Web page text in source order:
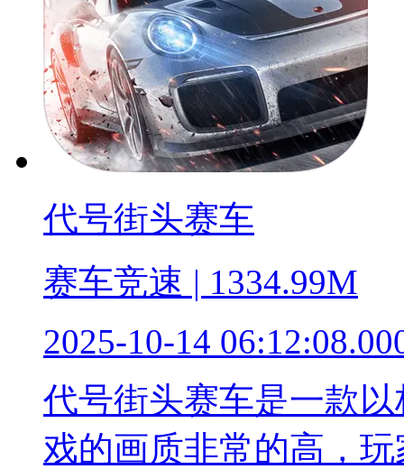
代号街头赛车
赛车竞速 | 1334.99M
2025-10-14
代号街头赛车是一款
戏的画质非常的高，